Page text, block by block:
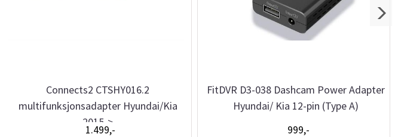
Connects2 CTSHY016.2
multifunksjonsadapter Hyundai/Kia
2015->
1.499,-
FitDVR D3-038 Dashcam Power Adapter
Hyundai/ Kia 12-pin (Type A)
999,-